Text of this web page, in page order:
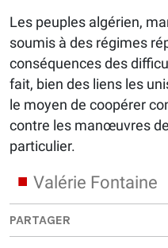
Les peuples algérien,
soumis à des régimes
conséquences des
fait, bien des liens les
le moyen de coopérer
contre les manœuvres
particulier.
Valérie Fontaine
PARTAGER